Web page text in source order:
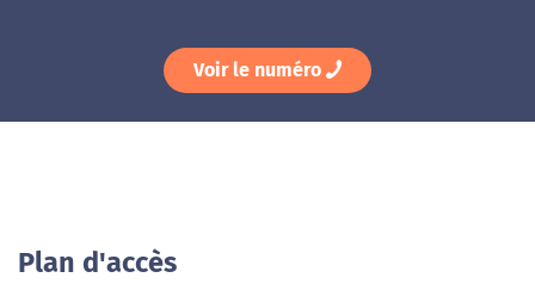
Voir le numéro
Plan d'accès